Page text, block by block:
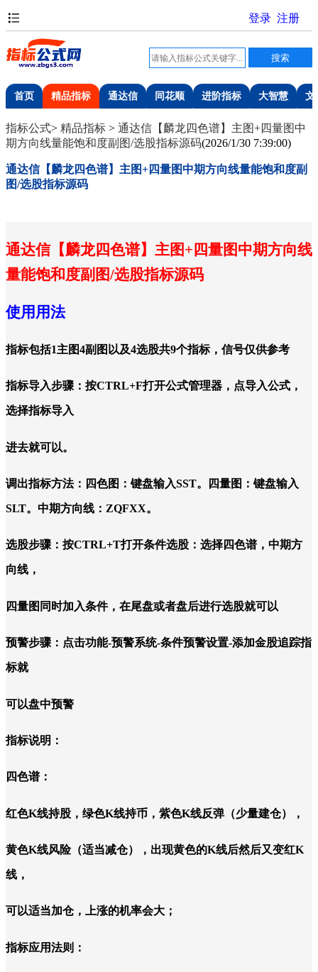
首页 精品指标 通达信 同花顺 进阶指标 大智慧 文
指标公式> 精品指标 > 通达信【麟龙四色谱】主图+四量图中
期方向线量能饱和度副图/选股指标源码(2026/1/30 7:39:00)
通达信【麟龙四色谱】主图+四量图中期方向线量能饱和度副
图/选股指标源码
通达信【麟龙四色谱】主图+四量图中期方向线
量能饱和度副图/选股指标源码
使用用法
指标包括1主图4副图以及4选股共9个指标，信号仅供参考
指标导入步骤：按CTRL+F打开公式管理器，点导入公式，
选择指标导入
进去就可以。
调出指标方法：四色图：键盘输入SST。四量图：键盘输入
SLT。中期方向线：ZQFXX。
选股步骤：按CTRL+T打开条件选股：选择四色谱，中期方
向线，
四量图同时加入条件，在尾盘或者盘后进行选股就可以
预警步骤：点击功能-预警系统-条件预警设置-添加金股追踪指
标就
可以盘中预警
指标说明：
四色谱：
红色K线持股，绿色K线持币，紫色K线反弹（少量建仓），
黄色K线风险（适当减仓），出现黄色的K线后然后又变红K
线，
可以适当加仓，上涨的机率会大；
指标应用法则：